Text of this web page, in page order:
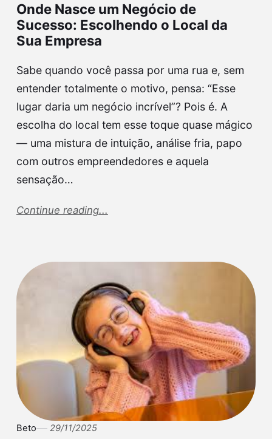
Onde Nasce um Negócio de
Sucesso: Escolhendo o Local da
Sua Empresa
Sabe quando você passa por uma rua e, sem
entender totalmente o motivo, pensa: “Esse
lugar daria um negócio incrível”? Pois é. A
escolha do local tem esse toque quase mágico
— uma mistura de intuição, análise fria, papo
com outros empreendedores e aquela
sensação…
Continue reading...
Beto 29/11/2025